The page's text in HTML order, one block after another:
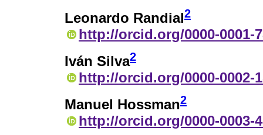
Leonardo Randial2
http://orcid.org/0000-0001-
Iván Silva2
http://orcid.org/0000-0002-
Manuel Hossman2
http://orcid.org/0000-0003-